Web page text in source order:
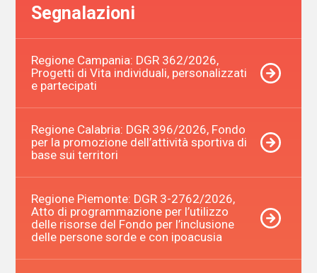
Segnalazioni
Regione Campania: DGR 362/2026,
Progetti di Vita individuali, personalizzati
e partecipati
Regione Calabria: DGR 396/2026, Fondo
per la promozione dell’attività sportiva di
base sui territori
Regione Piemonte: DGR 3-2762/2026,
Atto di programmazione per l’utilizzo
delle risorse del Fondo per l’inclusione
delle persone sorde e con ipoacusia